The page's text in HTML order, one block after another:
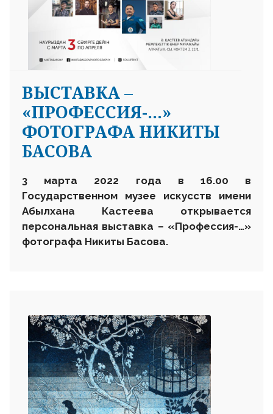
ВЫСТАВКА –
«ПРОФЕССИЯ-…»
ФОТОГРАФА НИКИТЫ
БАСОВА
3 марта 2022 года в 16.00 в
Государственном музее искусств имени
Абылхана Кастеева открывается
персональная выставка – «Профессия-…»
фотографа Никиты Басова.